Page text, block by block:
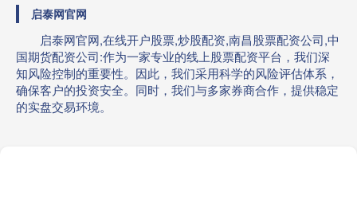
启泰网官网
启泰网官网,在线开户股票,炒股配资,南昌股票配资公司,中
国期货配资公司:作为一家专业的线上股票配资平台，我们深
知风险控制的重要性。因此，我们采用科学的风险评估体系，
确保客户的投资安全。同时，我们与多家券商合作，提供稳定
的实盘交易环境。